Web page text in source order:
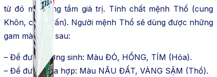
từ đó mà nâng tầm giá trị. Tính chất mệnh Thổ (cung
Khôn, cung Cấn). Người mệnh Thổ sẽ dùng được những
gam màu sắc sau:
– Để được tương sinh: Màu ĐỎ, HỒNG, TÍM (Hỏa).
– Để được hòa hợp: Màu NÂU ĐẤT, VÀNG SẬM (Thổ).